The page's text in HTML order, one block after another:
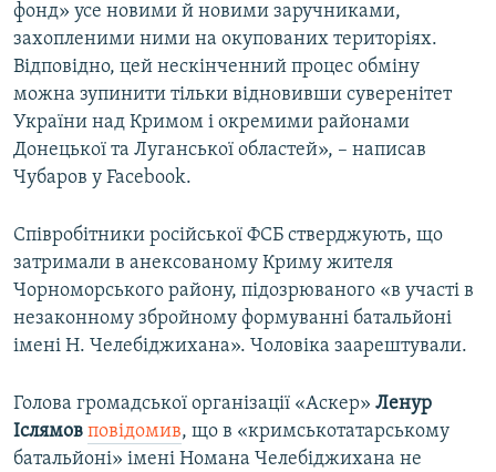
фонд» усе новими й новими заручниками,
захопленими ними на окупованих територіях.
Відповідно, цей нескінченний процес обміну
можна зупинити тільки відновивши суверенітет
України над Кримом і окремими районами
Донецької та Луганської областей», – написав
Чубаров у Facebook.
Співробітники російської ФСБ стверджують, що
затримали в анексованому Криму жителя
Чорноморського району, підозрюваного «в участі в
незаконному збройному формуванні батальйоні
імені Н. Челебіджихана». Чоловіка заарештували.
Голова громадської організації «Аскер» Ленур
Іслямов повідомив, що в «кримськотатарському
батальйоні» імені Номана Челебіджихана не